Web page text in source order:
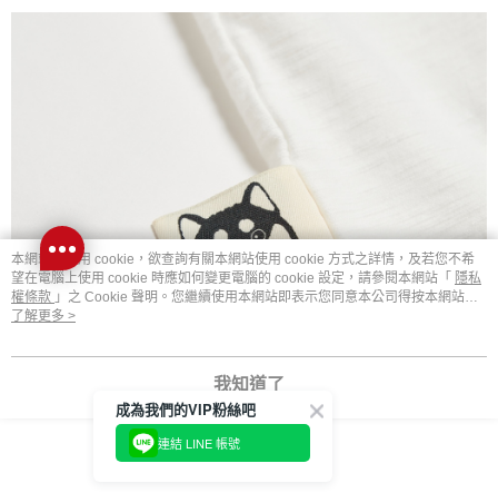
本網站中使用 cookie，欲查詢有關本網站使用 cookie 方式之詳情，及若您不希
望在電腦上使用 cookie 時應如何變更電腦的 cookie 設定，請參閱本網站「 隱私
權條款 」之 Cookie 聲明。您繼續使用本網站即表示您同意本公司得按本網站使
用條款之 Cookie 聲明使用 cookie。
了解更多 >
我知道了
成為我們的VIP粉絲吧
連結 LINE 帳號